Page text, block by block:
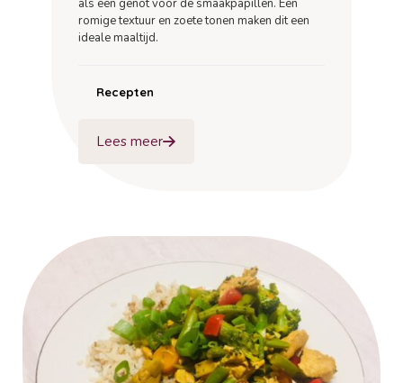
als een genot voor de smaakpapillen. Een
romige textuur en zoete tonen maken dit een
ideale maaltijd.
Recepten
Lees meer